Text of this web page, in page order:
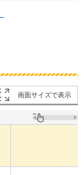
画面サイズで表示